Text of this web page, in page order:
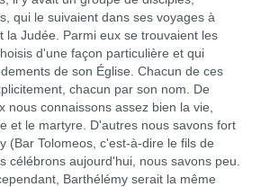
qui le suivaient dans ses voyages à
la Judée. Parmi eux se trouvaient les
d'une façon particulière et qui
de son Église. Chacun de ces
chacun par son nom. De
nous connaissons assez bien la vie,
et le martyre. D'autres nous savons fort
(Bar Tolomeos, c'est-à-dire le fils de
célébrons aujourd'hui, nous savons peu.
Barthélémy serait la même